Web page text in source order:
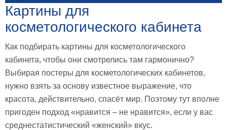
года
Горы
кухню
В
гостинную
Части
света
Посмотреть
все
темы
Картины для
косметологического кабинета
Как подбирать картины для косметологического
кабинета, чтобы они смотрелись там гармонично?
Выбирая постеры для косметологических кабинетов,
нужно взять за основу известное выражение, что
красота, действительно, спасёт мир. Поэтому тут вполне
пригоден подход «нравится – не нравится», если у вас
среднестатистический «женский» вкус.